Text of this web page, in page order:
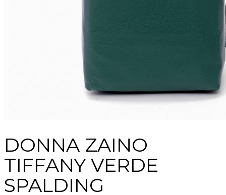
DONNA ZAINO
TIFFANY VERDE
SPALDING